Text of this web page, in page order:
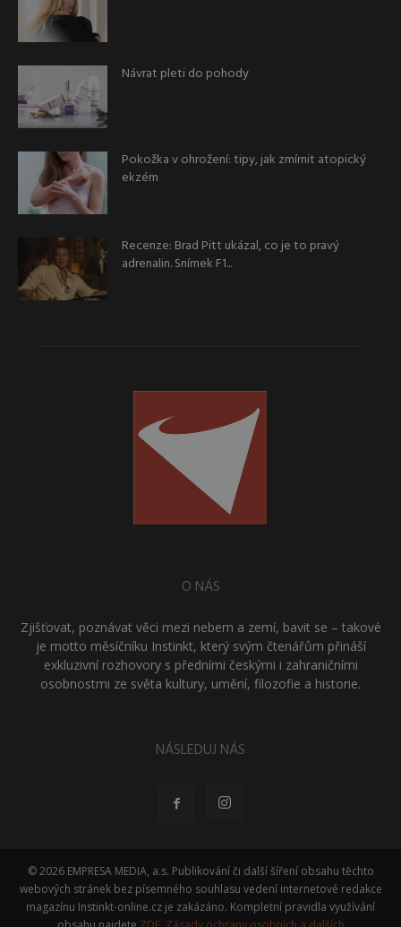
Návrat pleti do pohody
Pokožka v ohrožení: tipy, jak zmírnit atopický
ekzém
Recenze: Brad Pitt ukázal, co je to pravý
adrenalin. Snímek F1...
O NÁS
Zjišťovat, poznávat věci mezi nebem a zemí, bavit se – takové
je motto měsíčníku Instinkt, který svým čtenářům přináší
exkluzivní rozhovory s předními českými i zahraničními
osobnostmi ze světa kultury, umění, filozofie a historie.
NÁSLEDUJ NÁS
© 2026 EMPRESA MEDIA, a.s. Publikování či další šíření obsahu těchto
webových stránek bez písemného souhlasu vedení internetové redakce
magazínu Instinkt-online.cz je zakázáno. Kompletní pravidla využívání